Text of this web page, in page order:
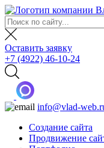
Оставить заявку
+7 (4922) 46-10-24
info@vlad-
Создание сайта
Продвижение